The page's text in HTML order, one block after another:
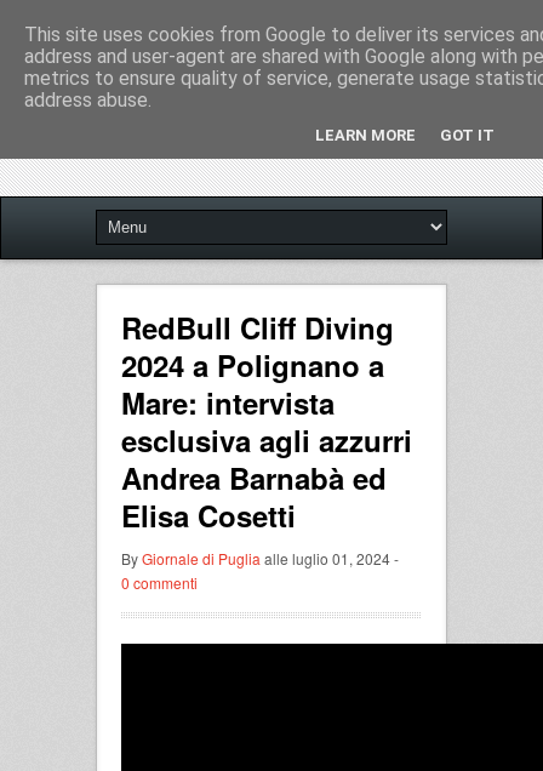
RedBull Cliff Diving
2024 a Polignano a
Mare: intervista
esclusiva agli azzurri
Andrea Barnabà ed
Elisa Cosetti
ByGiornale di Puglia alle luglio 01, 2024 -
0 commenti
This site uses cookies from Google to deliver its services
address and user-agent are shared with Google along with
metrics to ensure quality of service, generate usage
address abuse.
LEARN MORE GOT IT